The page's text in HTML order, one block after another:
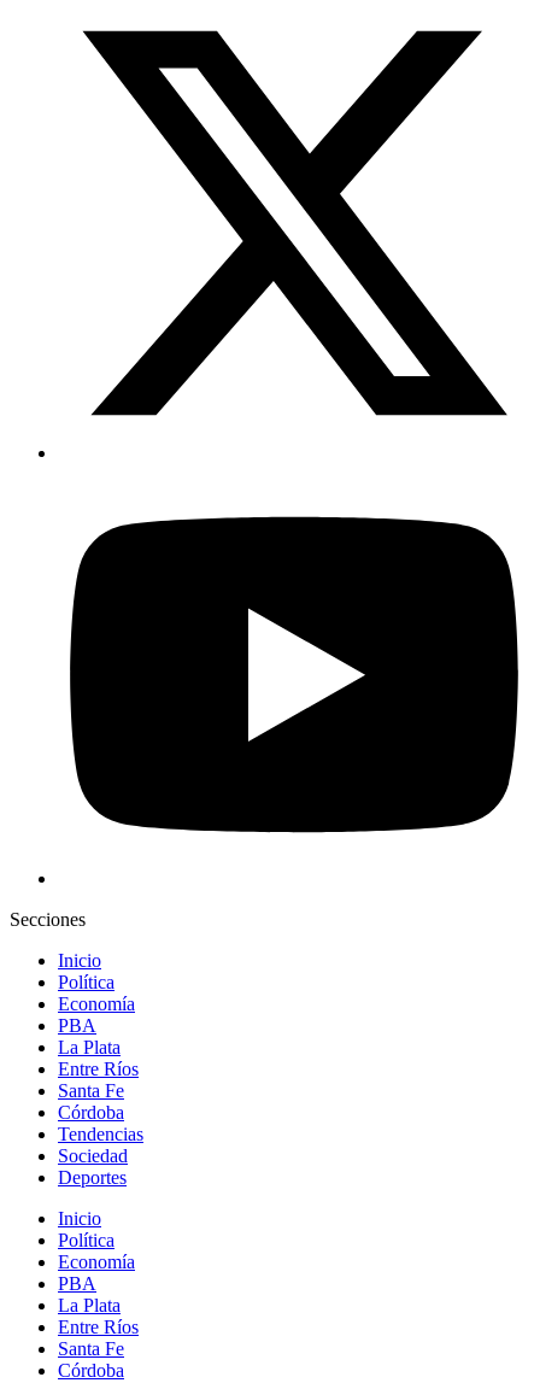
Secciones
Inicio
Política
Economía
PBA
La Plata
Entre Ríos
Santa Fe
Córdoba
Tendencias
Sociedad
Deportes
Inicio
Política
Economía
PBA
La Plata
Entre Ríos
Santa Fe
Córdoba